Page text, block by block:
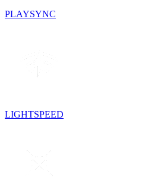
PLAYSYNC
LIGHTSPEED